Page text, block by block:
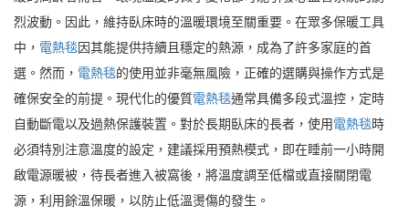
烈波動。因此，維持臥床時的溫暖環境至關重要。在眾多保暖工具
中， 電熱毯因其能提供持續且穩定的熱源，成為了許多家庭的首
選。然而， 電熱毯的使用並非毫無風險，正確的選購與操作方式是
確保安全的前提。現代化的優質電熱毯通常具備多段式溫控，定時
自動斷電以及過熱保護裝置。對於長期臥床的長者，使用電熱毯時
必須特別注意溫度的設定，建議採用預熱模式，即在睡前一小時開
啟電源暖被，待長者進入被窩後，將溫度調至低檔或直接關閉電
源，利用餘溫保暖，以防止低溫燙傷的發生。